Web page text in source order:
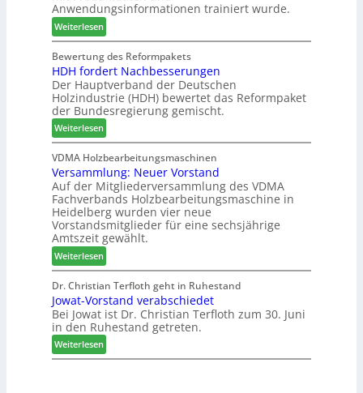
e
s
S
y
s
t
e
m
n
s
w
o
c
h
e
n
2
0
2
6
m
e
l
d
e
t
B
e
s
u
c
h
e
r
z
a
h
l
e
n
Anwendungsinformationen trainiert wurde.
Weiterlesen:
C
h
a
t
b
o
t
h
i
l
f
t
b
e
i
P
r
o
d
u
k
t
s
Bewertung des Reformpakets
HDH fordert Nachbesserungen
Der Hauptverband der Deutschen
Holzindustrie (HDH) bewertet das Reformpaket
der Bundesregierung gemischt.
Weiterlesen:
H
D
H
f
o
r
d
e
r
t
N
a
c
h
b
e
VDMA Holzbearbeitungsmaschinen
Versammlung: Neuer Vorstand
Auf der Mitgliederversammlung des VDMA
Fachverbands Holzbearbeitungsmaschine in
Heidelberg wurden vier neue
Vorstandsmitglieder für eine sechsjährige
Amtszeit gewählt.
Weiterlesen:
V
e
r
s
a
m
Dr. Christian Terfloth geht in Ruhestand
Jowat-Vorstand verabschiedet
Bei Jowat ist Dr. Christian Terfloth zum 30. Juni
in den Ruhestand getreten.
Weiterlesen:
J